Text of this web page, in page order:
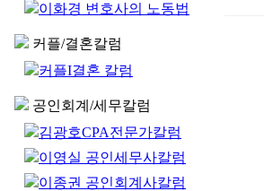
이화경 변호사의 노동법
커플/결혼칼럼
커플I결혼 칼럼
공인회계/세무칼럼
김광호CPA전문가칼럼
이영실 공인세무사칼럼
이종권 공인회계사칼럼